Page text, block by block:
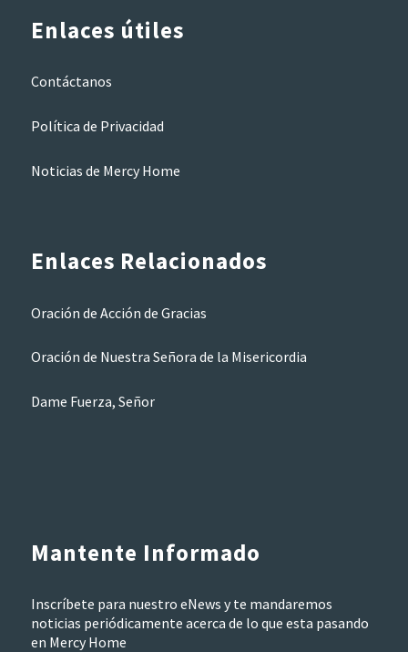
Enlaces útiles
Contáctanos
Política de Privacidad
Noticias de Mercy Home
Enlaces Relacionados
Oración de Acción de Gracias
Oración de Nuestra Señora de la Misericordia
Dame Fuerza, Señor
Mantente Informado
Inscríbete para nuestro eNews y te mandaremos
noticias periódicamente acerca de lo que esta pasando
en Mercy Home